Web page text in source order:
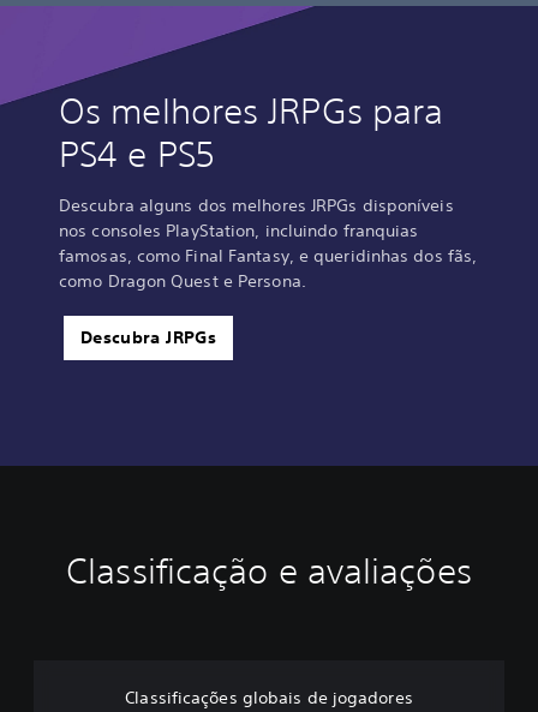
Os melhores JRPGs para
PS4 e PS5
Descubra alguns dos melhores JRPGs disponíveis
nos consoles PlayStation, incluindo franquias
famosas, como Final Fantasy, e queridinhas dos fãs,
como Dragon Quest e Persona.
Descubra JRPGs
Classificação e avaliações
Classificações globais de jogadores